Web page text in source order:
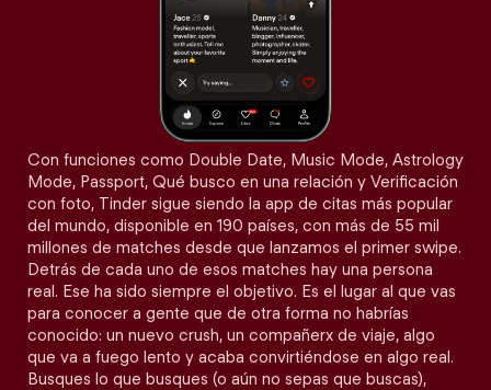
Con funciones como Double Date, Music Mode, Astrology
Mode, Passport, Qué busco en una relación y Verificación
con foto, Tinder sigue siendo la app de citas más popular
del mundo, disponible en 190 países, con más de 55 mil
millones de matches desde que lanzamos el primer swipe.
Detrás de cada uno de esos matches hay una persona
real. Ese ha sido siempre el objetivo. Es el lugar al que vas
para conocer a gente que de otra forma no habrías
conocido: un nuevo crush, un compañerx de viaje, algo
que va a fuego lento y acaba convirtiéndose en algo real.
Busques lo que busques (o aún no sepas que buscas),